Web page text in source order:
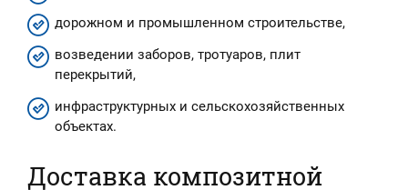
дорожном и промышленном строительстве,
возведении заборов, тротуаров, плит
перекрытий,
инфраструктурных и сельскохозяйственных
объектах.
Доставка композитной